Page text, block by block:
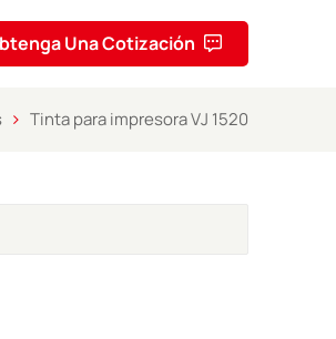
Una Cotización
Tinta para impresora VJ 1520